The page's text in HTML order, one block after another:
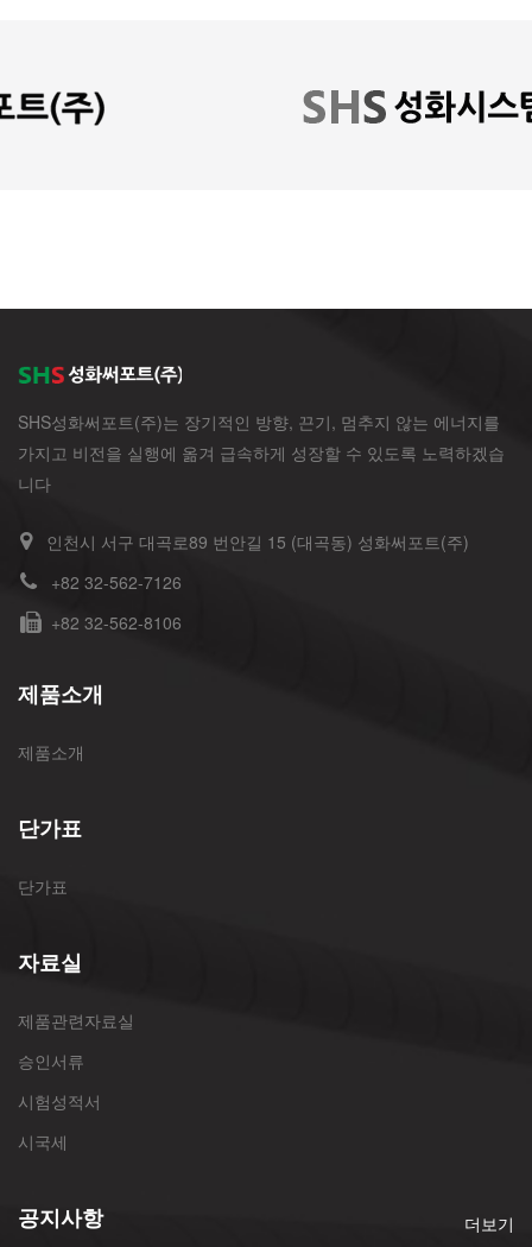
SHS성화써포트(주)는 장기적인 방향, 끈기, 멈추지 않는 에너지를
가지고 비전을 실행에 옮겨 급속하게 성장할 수 있도록 노력하겠습
니다
인천시 서구 대곡로89 번안길 15 (대곡동) 성화써포트(주)
+82 32-562-7126
+82 32-562-8106
제품소개
제품소개
단가표
단가표
자료실
제품관련자료실
승인서류
시험성적서
시국세
공지사항 더보기